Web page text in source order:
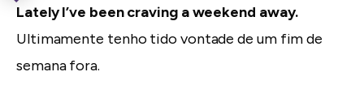
Lately I’ve been craving a weekend away.
Ultimamente tenho tido vontade de um fim de
semana fora.